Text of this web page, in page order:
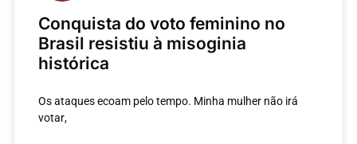
Conquista do voto feminino no
Brasil resistiu à misoginia
histórica
Os ataques ecoam pelo tempo. Minha mulher não irá
votar,